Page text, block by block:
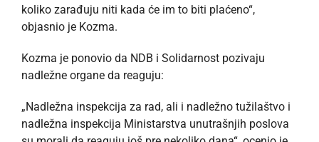
koliko zarađuju niti kada će im to biti plaćeno“,
objasnio je Kozma.
Kozma je ponovio da NDB i Solidarnost pozivaju
nadležne organe da reaguju:
„Nadležna inspekcija za rad, ali i nadležno tužilaštvo i
nadležna inspekcija Ministarstva unutrašnjih poslova